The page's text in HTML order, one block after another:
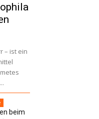
– ist ein
beim